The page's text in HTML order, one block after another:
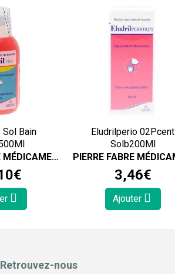
Sol Bain
PIERRE FABRE MÉDICAMENT
€
Eludrilperio 02Pcent
Solb200Ml
3,46€
Ajouter
Retrouvez-nous